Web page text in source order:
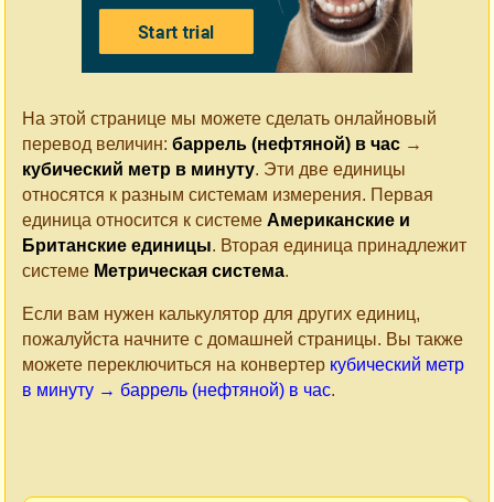
На этой странице мы можете сделать онлайновый
перевод величин: баррель (нефтяной) в час →
кубический метр в минуту. Эти две единицы
относятся к разным системам измерения. Первая
единица относится к системе Американские и
Британские единицы. Вторая единица принадлежит
системе Метрическая система.
Если вам нужен калькулятор для других единиц,
пожалуйста начните с домашней страницы. Вы также
можете переключиться на конвертер кубический метр
в минуту → баррель (нефтяной) в час.